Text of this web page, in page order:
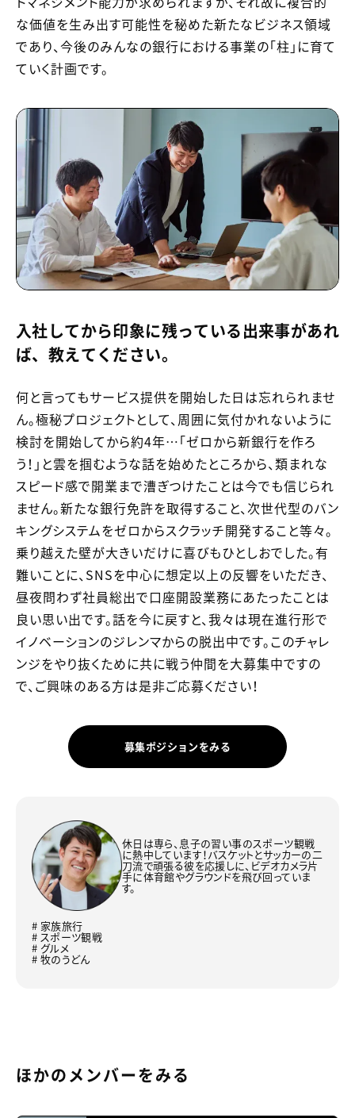
な価値を生み出す可能性を秘めた新たなビジネス領域
であり、今後のみんなの銀行における事業の「柱」に育て
ていく計画です。
入社してから印象に残っている出来事があれ
ば、教えてください。
何と言ってもサービス提供を開始した日は忘れられませ
ん。極秘プロジェクトとして、周囲に気付かれないように
検討を開始してから約4年…「ゼロから新銀行を作ろ
う！」と雲を掴むような話を始めたところから、類まれな
スピード感で開業まで漕ぎつけたことは今でも信じられ
ません。新たな銀行免許を取得すること、次世代型のバン
キングシステムをゼロからスクラッチ開発すること等々。
乗り越えた壁が大きいだけに喜びもひとしおでした。有
難いことに、SNSを中心に想定以上の反響をいただき、
昼夜問わず社員総出で口座開設業務にあたったことは
良い思い出です。話を今に戻すと、我々は現在進行形で
イノベーションのジレンマからの脱出中です。このチャレ
ンジをやり抜くために共に戦う仲間を大募集中ですの
で、ご興味のある方は是非ご応募ください！
募集ポジションをみる
休日は専ら、息子の習い事のスポーツ観戦
に熱中しています！バスケットとサッカーの二
刀流で頑張る彼を応援しに、ビデオカメラ片
手に体育館やグラウンドを飛び回っていま
す。
# 家族旅行
# スポーツ観戦
# グルメ
# 牧のうどん
ほかのメンバーをみる